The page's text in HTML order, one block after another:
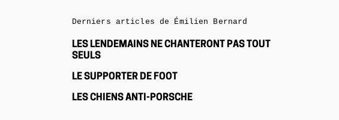
Derniers articles de Émilien Bernard
LES LENDEMAINS NE CHANTERONT PAS TOUT
SEULS
LE SUPPORTER DE FOOT
LES CHIENS ANTI-PORSCHE